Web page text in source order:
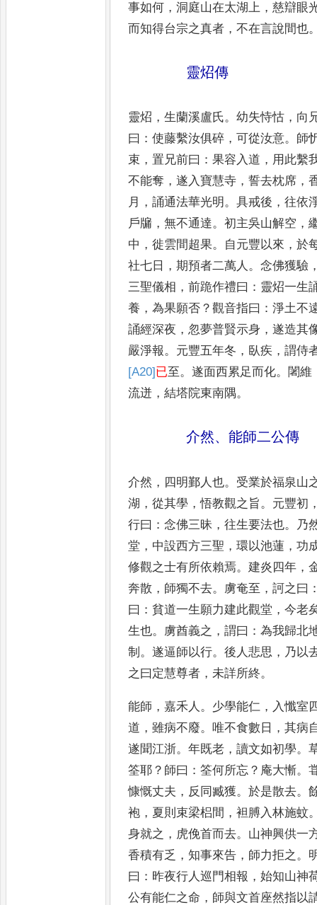
事如何 ，洞庭山在太湖上 ，慈辯眼
而知得台宗之真者 ，不在言說間也
靈炤傳
靈炤 ，生蘭溪盧氏。幼失恃怙 ， 向
曰 ：使藤繫汝俱碎 ，可從汝意。 師
束 ，置 兄前曰 ：果容入道 ， 用此繫
不能奪 ，遂入寶慧寺 ，誓去枕席 ，
月
，誦通法華光明。具戒後 ，往依
戶牖 ，無不通達。初主吳山解空 ，
中 ，徙雲間超果。 自元豐以來 ，於
社七日 ，期預者二萬人 。念佛獲驗
三聖儀相 ，前跪作禮曰 ： 靈炤一生
養 ，為果願否 ？觀音指曰 ：淨土不
誦經深夜 ，忽夢普賢示身 ，遂造其
嚴淨報。 元豐五年冬 ， 臥疾 ，謂侍
[A20] 已至。遂面西累足而化。 闍維
流迸 ，結塔院東南隅。
介然、 能師二公傳
介然 ， 四明鄞人也。 受業於福泉山
湖 ，從其學 ，悟教觀之旨。 元豐初
行曰 ：念佛三昧 ，往生要法也。
乃
堂 ， 中設西方三聖 ，環以池蓮 ，功
修觀之士有所依賴焉。建炎四年 ，
奔散 ， 師獨不去。 虜奄至 ，訶之曰
曰 ：貧道一生願力建此觀堂 ，今老
生也。 虜酋義之 ，謂曰 ：為我歸北
制 。遂逼師以行。後人悲思 ， 乃以
之曰定慧尊者 ，未詳所終。
能師 ，嘉禾人 。 少學能仁 ， 入懺室
道 ，雖病不廢。唯不食數日 ，其病
遂聞江浙。年既老 ，讀文如初學。
筌耶 ？ 師曰 ：筌何所忘 ？ 庵大慚。
慷慨丈夫 ， 反同臧獲。於是散去。
袍 ， 夏則束梁梠間 ，袒膊入林施蚊
身就之 ， 虎俛首而去。 山神興供一
香積有乏 ，知事來告 ， 師力拒之。
曰 ： 昨夜行人巡門相報 ，始知山神
公有能仁之命 ， 師與文首座然指以